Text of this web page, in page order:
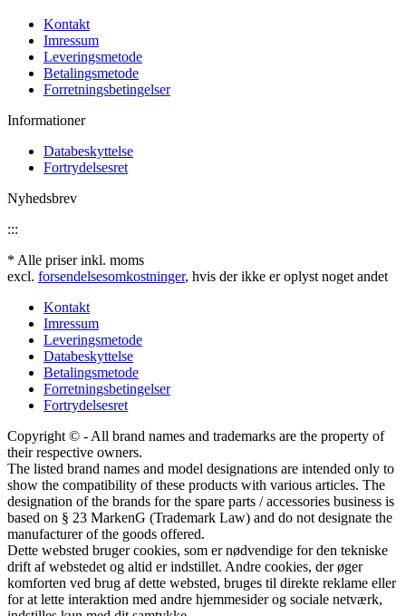
Kontakt
Imressum
Leveringsmetode
Betalingsmetode
Forretningsbetingelser
Informationer
Databeskyttelse
Fortrydelsesret
Nyhedsbrev
:::
* Alle priser inkl. moms
excl. forsendelsesomkostninger, hvis der ikke er oplyst noget andet
Kontakt
Imressum
Leveringsmetode
Databeskyttelse
Betalingsmetode
Forretningsbetingelser
Fortrydelsesret
Copyright © - All brand names and trademarks are the property of
their respective owners.
The listed brand names and model designations are intended only to
show the compatibility of these products with various articles. The
designation of the brands for the spare parts / accessories business is
based on § 23 MarkenG (Trademark Law) and do not designate the
manufacturer of the goods offered.
Dette websted bruger cookies, som er nødvendige for den tekniske
drift af webstedet og altid er indstillet. Andre cookies, der øger
komforten ved brug af dette websted, bruges til direkte reklame eller
for at lette interaktion med andre hjemmesider og sociale netværk,